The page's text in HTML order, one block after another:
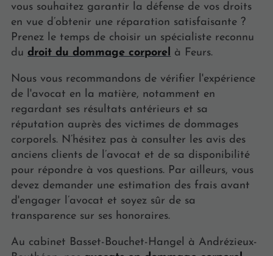
vous souhaitez garantir la défense de vos droits
en vue d’obtenir une réparation satisfaisante ?
Prenez le temps de choisir un spécialiste reconnu
dudroit du dommage corporel à Feurs.
Nous vous recommandons de vérifier l'expérience
de l'avocat en la matière, notamment en
regardant ses résultats antérieurs et sa
réputation auprès des victimes de dommages
corporels. N’hésitez pas à consulter les avis des
anciens clients de l’avocat et de sa disponibilité
pour répondre à vos questions. Par ailleurs, vous
devez demander une estimation des frais avant
d'engager l’avocat et soyez sûr de sa
transparence sur ses honoraires.
Au cabinet Basset-Bouchet-Hangel à Andrézieux-